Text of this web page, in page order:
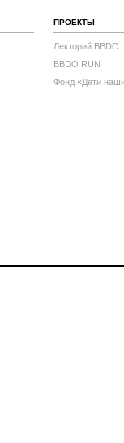
ПРОЕКТЫ
Лекторий BBDO
BBDO RUN
Фонд «Дети